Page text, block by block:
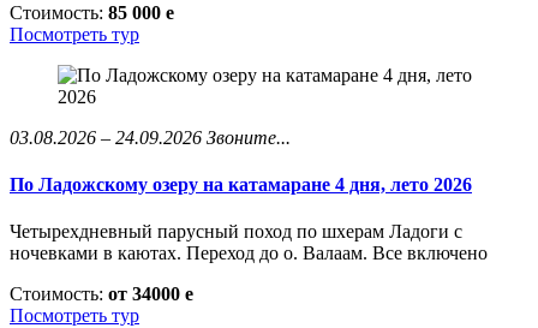
Стоимость: 85 000 e
Посмотреть тур
03.08.2026 – 24.09.2026 Звоните...
По Ладожскому озеру на катамаране 4 дня, лето 2026
Четырехдневный парусный поход по шхерам Ладоги с
ночевками в каютах. Переход до о. Валаам. Все включено
Стоимость: от 34000 e
Посмотреть тур